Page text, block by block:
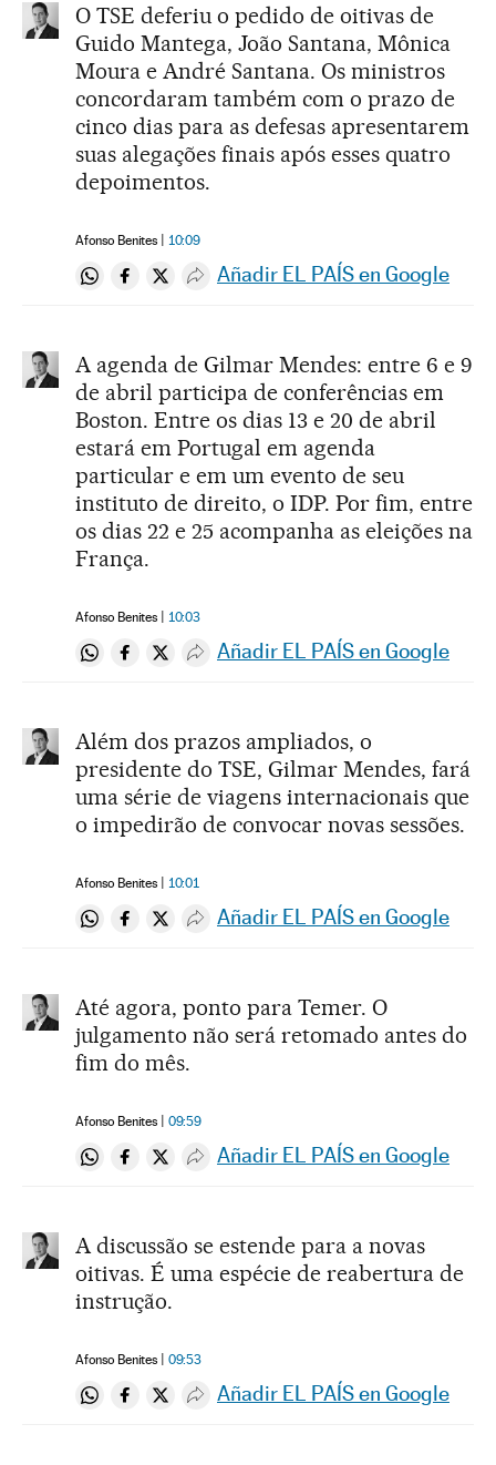
O TSE deferiu o pedido de oitivas de
Guido Mantega, João Santana, Mônica
Moura e André Santana. Os ministros
concordaram também com o prazo de
cinco dias para as defesas apresentarem
suas alegações finais após esses quatro
depoimentos.
Afonso Benites 10:09
Compartir en Whatsapp
Compartir en Facebook
Compartir en Twitter
Desplegar Redes Sociales
Añadir EL PAÍS en Google
A agenda de Gilmar Mendes: entre 6 e 9
de abril participa de conferências em
Boston. Entre os dias 13 e 20 de abril
estará em Portugal em agenda
particular e em um evento de seu
instituto de direito, o IDP. Por fim, entre
os dias 22 e 25 acompanha as eleições na
França.
Afonso Benites 10:03
Compartir en Whatsapp
Compartir en Facebook
Compartir en Twitter
Desplegar Redes Sociales
Añadir EL PAÍS en Google
Além dos prazos ampliados, o
presidente do TSE, Gilmar Mendes, fará
uma série de viagens internacionais que
o impedirão de convocar novas sessões.
Afonso Benites 10:01
Compartir en Whatsapp
Compartir en Facebook
Compartir en Twitter
Desplegar Redes Sociales
Añadir EL PAÍS en Google
Até agora, ponto para Temer. O
julgamento não será retomado antes do
fim do mês.
Afonso Benites 09:59
Compartir en Whatsapp
Compartir en Facebook
Compartir en Twitter
Desplegar Redes Sociales
Añadir EL PAÍS en Google
A discussão se estende para a novas
oitivas. É uma espécie de reabertura de
instrução.
Afonso Benites 09:53
Compartir en Whatsapp
Compartir en Facebook
Compartir en Twitter
Desplegar Redes Sociales
Añadir EL PAÍS en Google